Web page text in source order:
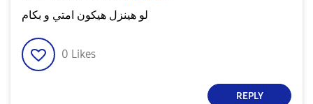
لو هينزل هيكون امتي و بكام
0 Likes
REPLY